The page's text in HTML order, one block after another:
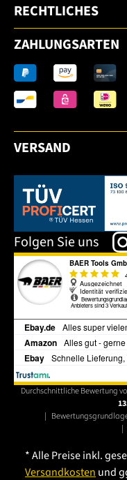
RECHTLICHES
ZAHLUNGSARTEN
VERSAND
Dieser Link öffnet sich
Folgen Sie uns
Durchschnittliche Bewertung
|
|
* Alle Preise inkl.
Versandkosten und